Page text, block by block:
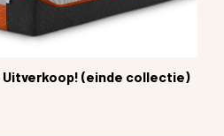
Uitverkoop! (einde collectie)